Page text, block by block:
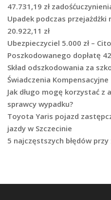
47.731,19 zł
Upadek podczas przejażdżki
20.922,11 zł
Ubezpieczyciel 5.000 zł –
Poszkodowanego dopłatę
Skład odszkodowania za
Świadczenia Kompensacyjne
Jak długo mogę korzystać z
sprawcy wypadku?
Toyota Yaris pojazd
jazdy w Szczecinie
5 najczęstszych błędów przy